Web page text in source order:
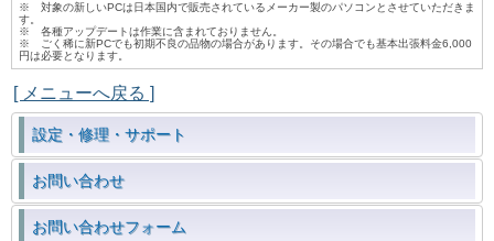
※ 対象の新しいPCは日本国内で販売されているメーカー製のパソコンとさせていただきま
す。
※ 各種アップデートは作業に含まれておりません。
※ ごく稀に新PCでも初期不良の品物の場合があります。その場合でも基本出張料金6,000
円は必要となります。
[ メニューへ戻る ]
設定・修理・サポート
お問い合わせ
お問い合わせフォーム